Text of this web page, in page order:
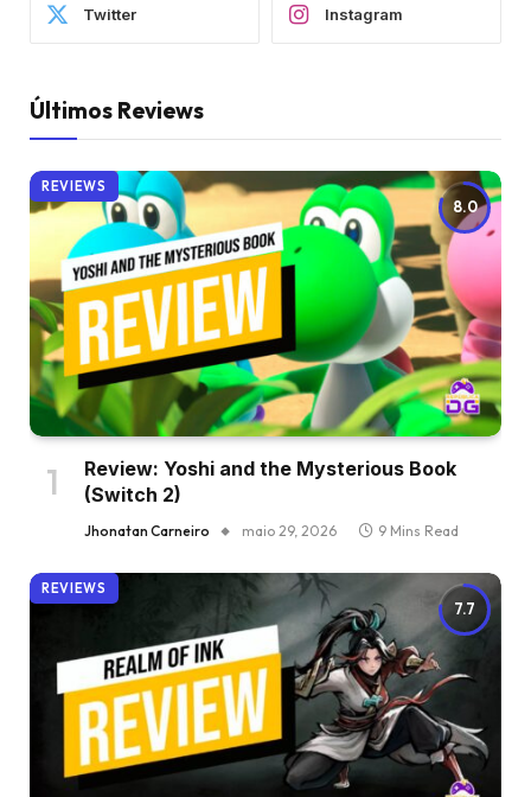
Twitter Instagram
Últimos Reviews
8.0
REVIEWS
Review: Yoshi and the Mysterious Book
(Switch 2)
Jhonatan Carneiro maio 29, 2026 9 Mins Read
7.7
REVIEWS